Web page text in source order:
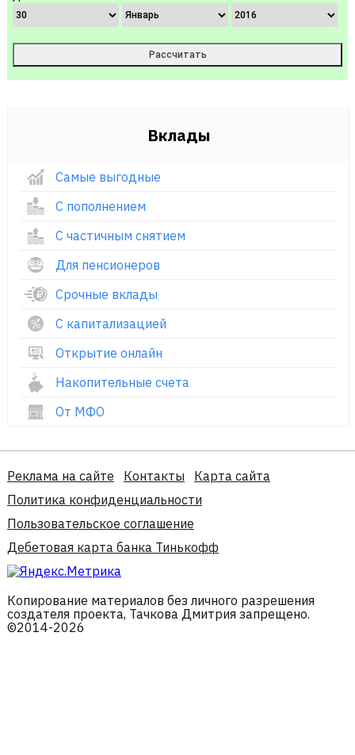
Вклады
Самые выгодные
С пополнением
С частичным снятием
Для пенсионеров
Срочные вклады
С капитализацией
Открытие онлайн
Накопительные счета
От МФО
Реклама на сайте Контакты
Карта сайта
Политика конфиденциальности
Пользовательское соглашение
Дебетовая карта банка Тинькофф
Копирование материалов без личного разрешения
создателя проекта, Тачкова Дмитрия запрещено.
©2014-2026